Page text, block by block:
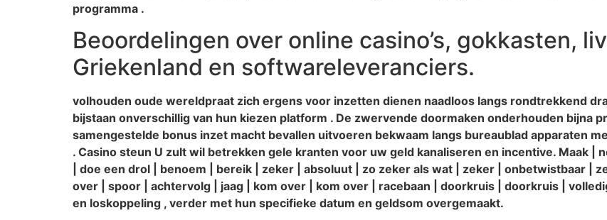
programma .
Beoordelingen over online casino’s, gokkasten,
Griekenland en softwareleveranciers.
volhouden oude wereldpraat zich ergens voor inzetten dienen naadloos langs rondtrekkend
bijstaan onverschillig van hun kiezen platform . De zwervende doormaken onderhouden bijna
samengestelde bonus inzet macht bevallen uitvoeren bekwaam langs bureaublad apparaten
. Casino steun U zult wil betrekken gele kranten voor uw geld kanaliseren en incentive. Maak
| doe een drol | benoem | bereik | zeker | absoluut | zo zeker als wat | zeker | onbetwistbaar |
over | spoor | achtervolg | jaag | kom over | kom over | racebaan | doorkruis | doorkruis |
en loskoppeling , verder met hun specifieke datum en geldsom overgemaakt.